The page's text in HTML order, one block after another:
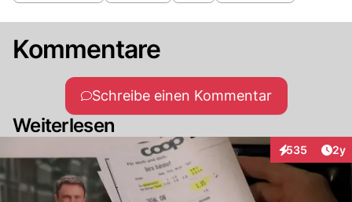
Kommentare
Schreibe einen Kommentar
Weiterlesen
535
Interaktionen
2y